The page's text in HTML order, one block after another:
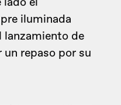
iluminada
lanzamiento de
un repaso por su